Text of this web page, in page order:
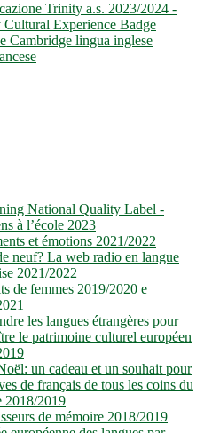
Trinity a.s. 2023/2024 -
Experience Badge
Cambridge lingua inglese
National Quality Label -
à l’école 2023
et émotions 2021/2022
neuf? La web radio en langue
2021/2022
de femmes 2019/2020 e
les langues étrangères pour
le patrimoine culturel européen
un cadeau et un souhait pour
de français de tous les coins du
2018/2019
de mémoire 2018/2019